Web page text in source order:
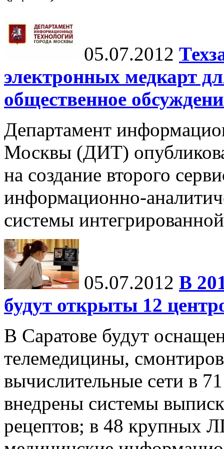
05.07.2012
электронных медкарт
общественное
Департамент
Москвы (ДИТ)
на создание второго
информационно-
системы
05.07.2012 В
будут открыты 12
В Саратове будут
телемедицины,
вычислительные сети в
внедрены системы
рецептов; в 48 крупных